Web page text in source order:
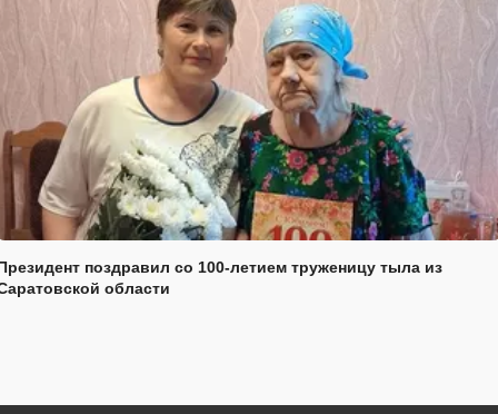
поздравил со 100-летием труженицу тыла из
области